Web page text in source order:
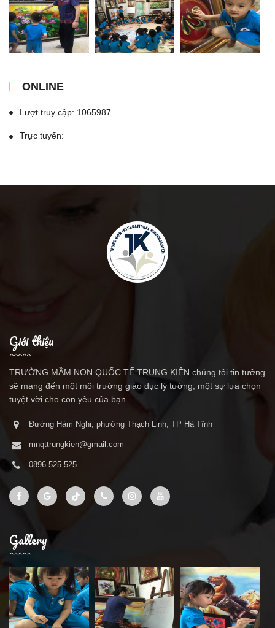
ONLINE
Lượt truy cập: 1065987
Trực tuyến:
Giới thiệu
TRƯỜNG MẦM NON QUỐC TẾ TRUNG KIÊN chúng tôi tin tưởng
sẽ mang đến một môi trường giáo dục lý tưởng, một sự lựa chọn
tuyệt vời cho con yêu của bạn.
Đường Hàm Nghi, phường Thạch Linh, TP Hà Tĩnh
mnqttrungkien@gmail.com
0896.525.525
Gallery